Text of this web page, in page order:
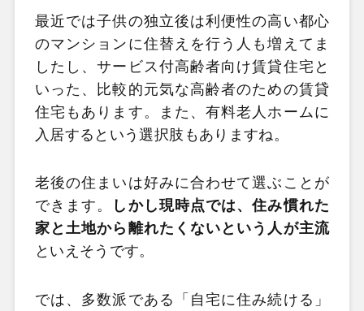
最近では子供の独立後は利便性の高い都心
のマンションに住替えを行う人も増えてま
したし、サービス付高齢者向け賃貸住宅と
いった、比較的元気な高齢者のための賃貸
住宅もあります。また、有料老人ホームに
入居するという選択肢もありますね。
老後の住まいは好みに合わせて選ぶことが
できます。
しかし現時点では、住み慣れた
家と土地から離れたくないという人が主流
といえそうです。
では、多数派である「自宅に住み続ける」